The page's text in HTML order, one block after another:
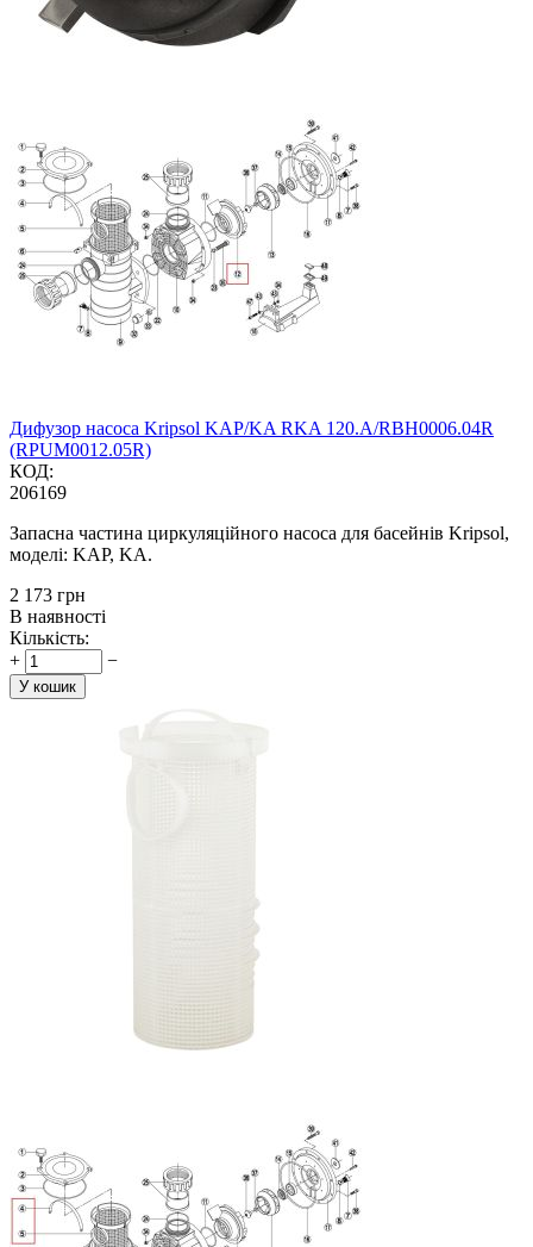
Дифузор насоса Kripsol KAP/KA RKA 120.A/RBH0006.04R
(RPUM0012.05R)
КОД:
206169
Запасна частина циркуляційного насоса для басейнів Kripsol,
моделі: KAP, KA.
‍2 173‍ грн
В наявності
Кількість:
+
−
У кошик